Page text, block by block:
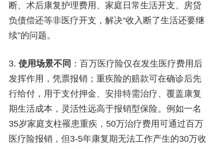
断、术后康复护理费用、家庭日常生活开支、房贷
负债偿还等非医疗开支，解决“收入断了生活还要继
续”的问题。
3. 使用场景不同 ：百万医疗险仅在发生医疗费用后
发挥作用，凭票报销；重疾险的赔款可在确诊后先
行给付，用于支付押金、安排特需治疗、覆盖康复
期生活成本，灵活性远高于报销型保险。例如一名
35岁家庭支柱罹患重疾，50万治疗费用可通过百万
医疗险报销，但3-5年康复期无法工作产生的30万收